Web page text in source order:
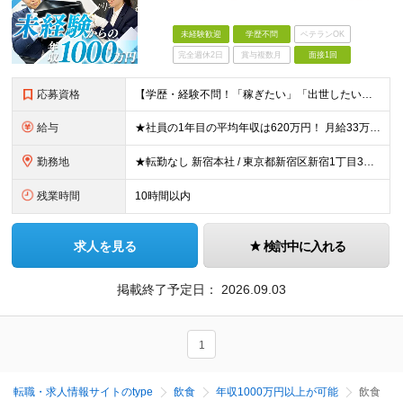
未経験歓迎 学歴不問 ベテランOK
完全週休2日 賞与複数月 面接1回
応募資格 【学歴・経験不問！「稼ぎたい」「出世したい」方歓迎】 ●普通自動車運転免許（AT限定可）をお持ちの方 ☆こんな方はおすすめ！☆ ◎成長市場へ挑戦したい方 ◎年功序列ではなく正当な評価と報酬を得たい方
給与 ★社員の1年目の平均年収は620万円！ 月給33万円～120万円＋インセンティブ＋賞与年1回 ※経験・能力を考慮の上、決定します。 ※固定残業代（月69.5時間分・9万7,000円～）含む。超過分別
勤務地 ★転勤なし 新宿本社 / 東京都新宿区新宿1丁目3番12号 配属エリア 新宿本社、千葉支店、池袋支店、立川支店、大宮支店、品川支店、新横浜支店、横浜支店、竹ノ塚支店、水戸支店、高崎支店、宇都宮支店
残業時間 10時間以内
求人を見る 検討中に入れる
掲載終了予定日： 2026.09.03
1
転職・求人情報サイトのtype 飲食 年収1000万円以上が可能 飲食